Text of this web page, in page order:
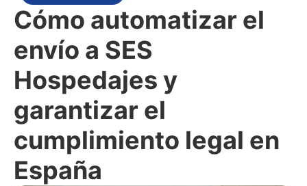
Cómo automatizar el
envío a SES
Hospedajes y
garantizar el
cumplimiento legal en
España